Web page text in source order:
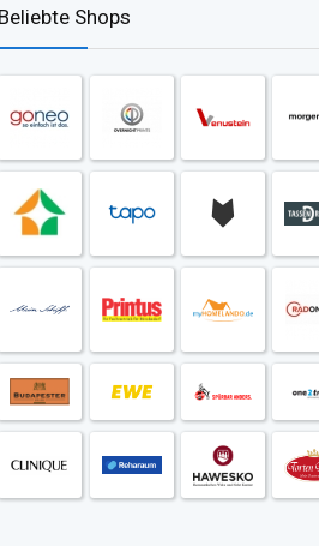
Beliebte Shops